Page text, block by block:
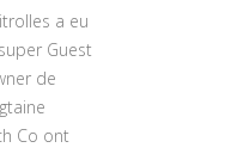
a eu
Guest
de
Co ont